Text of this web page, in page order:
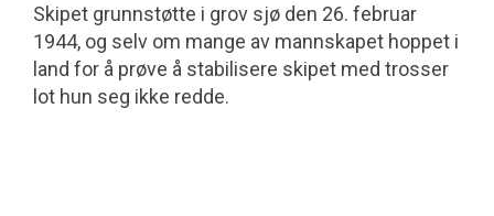
Skipet grunnstøtte i grov sjø den 26. februar
1944, og selv om mange av mannskapet hoppet i
land for å prøve å stabilisere skipet med trosser
lot hun seg ikke redde.